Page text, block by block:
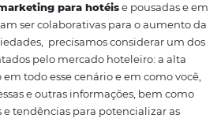
diz respeito ao marketing feito
a compra seja realizada
cada vez mais, as pessoas utilizam
comparar, se inspirar, ler relatos
viajantes e, por fim, decidir onde
Revelador, não é? Além